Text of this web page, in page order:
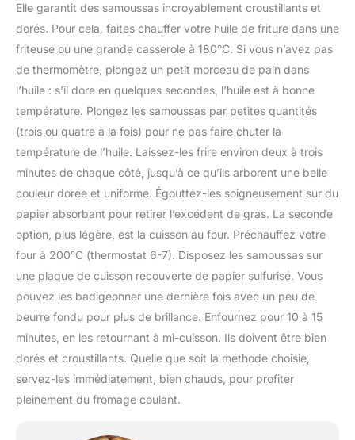
Elle garantit des samoussas incroyablement croustillants et
dorés. Pour cela, faites chauffer votre huile de friture dans une
friteuse ou une grande casserole à 180°C. Si vous n’avez pas
de thermomètre, plongez un petit morceau de pain dans
l’huile : s’il dore en quelques secondes, l’huile est à bonne
température. Plongez les samoussas par petites quantités
(trois ou quatre à la fois) pour ne pas faire chuter la
température de l’huile. Laissez-les frire environ deux à trois
minutes de chaque côté, jusqu’à ce qu’ils arborent une belle
couleur dorée et uniforme. Égouttez-les soigneusement sur du
papier absorbant pour retirer l’excédent de gras. La seconde
option, plus légère, est la cuisson au four. Préchauffez votre
four à 200°C (thermostat 6-7). Disposez les samoussas sur
une plaque de cuisson recouverte de papier sulfurisé. Vous
pouvez les badigeonner une dernière fois avec un peu de
beurre fondu pour plus de brillance. Enfournez pour 10 à 15
minutes, en les retournant à mi-cuisson. Ils doivent être bien
dorés et croustillants. Quelle que soit la méthode choisie,
servez-les immédiatement, bien chauds, pour profiter
pleinement du fromage coulant.